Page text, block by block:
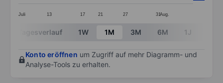
Juli 13 17 21 27 31Aug.
End of interactive chart.
Tagesverlauf 1W 1M 3M 6M 1J
Konto eröffnen um Zugriff auf mehr Diagramm- und
Analyse-Tools zu erhalten.